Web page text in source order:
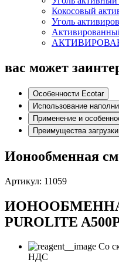
Кокосовый
Уголь
вас может
Особенности Ecotar
Использование
Применение и
Преимущества
Ионообменная
Артикул: 11059
PUROLITE
Со
НДС